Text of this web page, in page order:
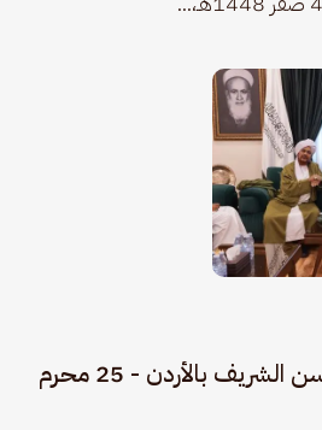
زيارة الشيخ حسني حسن الشريف بالأردن - 25 محرم